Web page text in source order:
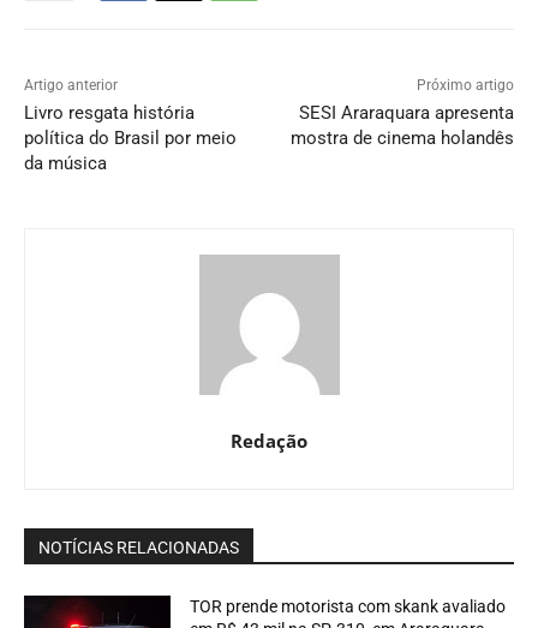
Artigo anterior
Livro resgata história
política do Brasil por meio
da música
Próximo artigo
SESI Araraquara apresenta
mostra de cinema holandês
Redação
NOTÍCIAS RELACIONADAS
TOR prende motorista com skank avaliado